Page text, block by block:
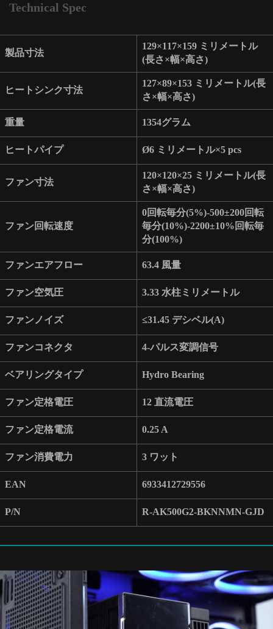
Technical Spec
製品寸法
129×117×159 ミリメートル
(長さ×幅×高さ)
ヒートシンク寸法
127×89×153 ミリメートル(長
さ×幅×高さ)
重量 1354グラム
ヒートパイプ Ø6 ミリメートル×5 pcs
ファン寸法
120×120×25 ミリメートル(長
さ×幅×高さ)
ファン回転速度
0回転毎分(5%)-500±200回転
毎分(10%)-2200±10%回転毎
分(100%)
ファンエアフロー 63.4 風量
ファン空気圧 3.33 水柱ミリメートル
ファンノイズ ≤31.45 デシベル(A)
ファンコネクタ 4-パルス変調信号
ベアリングタイプ Hydro Bearing
ファン定格電圧 12 直流電圧
ファン定格電流 0.25 A
ファン消費電力 3 ワット
EAN 6933412729556
P/N R-AK500G2-BKNNMN-GJD